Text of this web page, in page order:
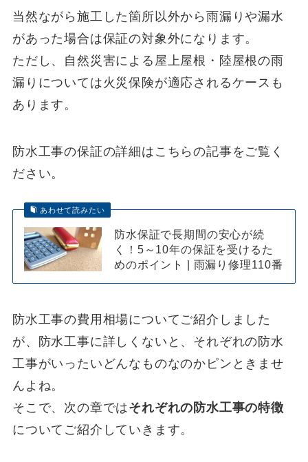
当然ながら施工した箇所以外から雨漏りや漏水
があった場合は保証の対象外になります。
ただし、自然災害による屋上屋根・陸屋根の雨
漏りについては火災保険が適応されるケースも
あります。
防水工事の保証の詳細はこちらの記事をご覧く
ださい。
あわせて読みたい
防水保証で長期間の安心が続
く！5～10年の保証を受けるた
めのポイント | 雨漏り修理110番
防水工事の費用相場についてご紹介しました
が、防水工事に詳しくないと、それぞれの防水
工事がいったいどんなものなのかピンときませ
んよね。
そこで、次の章ではそれぞれの防水工事の特徴
についてご紹介していきます。